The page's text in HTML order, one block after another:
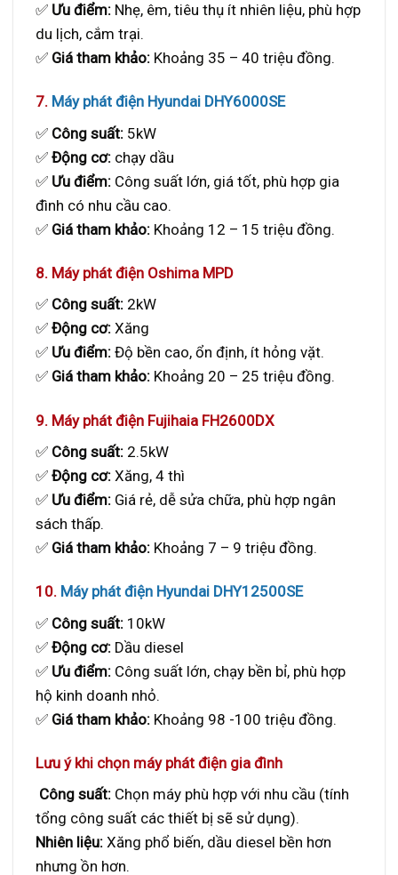
✅ Ưu điểm: Nhẹ, êm, tiêu thụ ít nhiên liệu, phù hợp
du lịch, cắm trại.
✅ Giá tham khảo: Khoảng 35 – 40 triệu đồng.
7. Máy phát điện Hyundai DHY6000SE
✅ Công suất: 5kW
✅Động cơ: chạy dầu
✅ Ưu điểm: Công suất lớn, giá tốt, phù hợp gia
đình có nhu cầu cao.
✅ Giá tham khảo: Khoảng 12 – 15 triệu đồng.
8. Máy phát điện Oshima MPD
✅ Công suất: 2kW
✅Động cơ: Xăng
✅ Ưu điểm: Độ bền cao, ổn định, ít hỏng vặt.
✅ Giá tham khảo: Khoảng 20 – 25 triệu đồng.
9. Máy phát điện Fujihaia FH2600DX
✅ Công suất: 2.5kW
✅Động cơ: Xăng, 4 thì
✅ Ưu điểm: Giá rẻ, dễ sửa chữa, phù hợp ngân
sách thấp.
✅ Giá tham khảo: Khoảng 7 – 9 triệu đồng.
10. Máy phát điện Hyundai DHY12500SE
✅ Công suất: 10kW
✅Động cơ: Dầu diesel
✅ Ưu điểm: Công suất lớn, chạy bền bỉ, phù hợp
hộ kinh doanh nhỏ.
✅ Giá tham khảo: Khoảng 98 -100 triệu đồng.
Lưu ý khi chọn máy phát điện gia đình
Công suất: Chọn máy phù hợp với nhu cầu (tính
tổng công suất các thiết bị sẽ sử dụng).
Nhiên liệu: Xăng phổ biến, dầu diesel bền hơn
nhưng ồn hơn.